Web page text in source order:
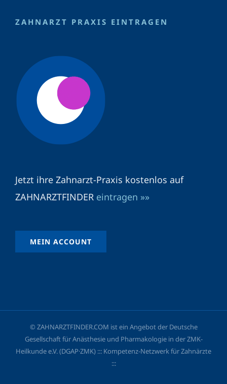
ZAHNARZT PRAXIS EINTRAGEN
Jetzt ihre Zahnarzt-Praxis kostenlos auf
ZAHNARZTFINDER eintragen »»
MEIN ACCOUNT
© ZAHNARZTFINDER.COM ist ein Angebot der Deutsche
Gesellschaft für Anästhesie und Pharmakologie in der ZMK-
Heilkunde e.V. (DGAP·ZMK) ::: Kompetenz-Netzwerk für Zahnärzte
:::